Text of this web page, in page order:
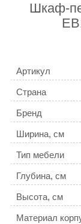
Шкаф-
Артикул
Страна
Бренд
Ширина, см
Тип мебели
Глубина, см
Высота, см
Материал